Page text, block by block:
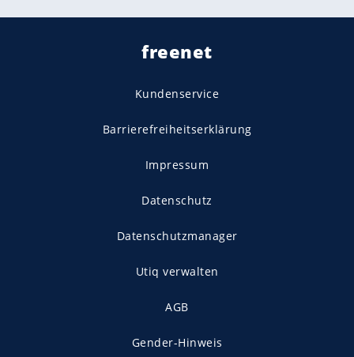
freenet
Kundenservice
Barrierefreiheitserklärung
Impressum
Datenschutz
Datenschutzmanager
Utiq verwalten
AGB
Gender-Hinweis